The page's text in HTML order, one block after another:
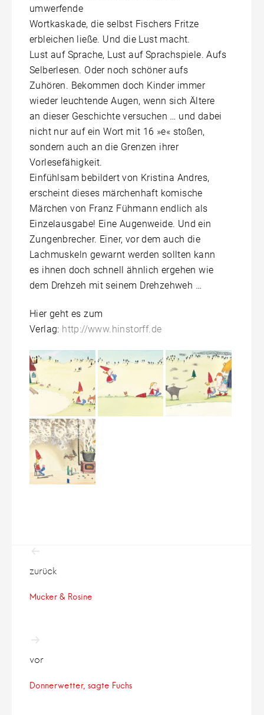
umwerfende
Wortkaskade, die selbst Fischers Fritze
erbleichen ließe. Und die Lust macht.
Lust auf Sprache, Lust auf Sprachspiele. Aufs
Selberlesen. Oder noch schöner aufs
Zuhören. Bekommen doch Kinder immer
wieder leuchtende Augen, wenn sich Ältere
an dieser Geschichte versuchen … und dabei
nicht nur auf ein Wort mit 16 »e« stoßen,
sondern auch an die Grenzen ihrer
Vorlesefähigkeit.
Einfühlsam bebildert von Kristina Andres,
erscheint dieses märchenhaft komische
Märchen von Franz Fühmann endlich als
Einzelausgabe! Eine Augenweide. Und ein
Zungenbrecher. Einer, vor dem auch die
Lachmuskeln gewarnt werden sollten kann
es ihnen doch schnell ähnlich ergehen wie
dem Drehzeh mit seinem Drehzehweh …
Hier geht es zum
Verlag: http://www.hinstorff.de
Beitragsnavigation
zurück
Mucker & Rosine
vor
Donnerwetter, sagte Fuchs